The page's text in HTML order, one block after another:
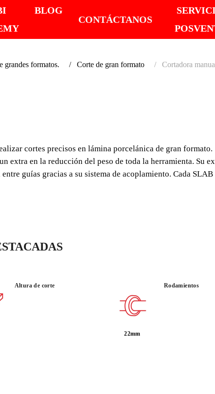
BLOG
CONTÁCTANOS
formatos. Corte de gran formato Cortadora
SISTEMA
GUÍAS
USO :
INTENSIVO
cortes precisos en lámina porcelánica de gran formato.
extra en la reducción del peso de toda la herramienta. Su
guías gracias a su sistema de acoplamiento. Cada
Altura de corte Rodamientos
22mm